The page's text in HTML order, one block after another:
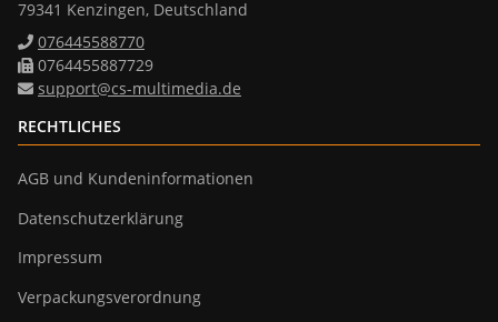
79341 Kenzingen, Deutschland
076445588770
0764455887729
support@cs-multimedia.de
RECHTLICHES
AGB und Kundeninformationen
Datenschutzerklärung
Impressum
Verpackungsverordnung